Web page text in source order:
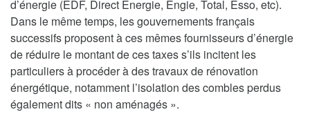
d’énergie (EDF, Direct Energie, Engie, Total, Esso, etc).
Dans le même temps, les gouvernements français
successifs proposent à ces mêmes fournisseurs d’énergie
de réduire le montant de ces taxes s’ils incitent les
particuliers à procéder à des travaux de rénovation
énergétique, notamment l’isolation des combles perdus
également dits « non aménagés ».